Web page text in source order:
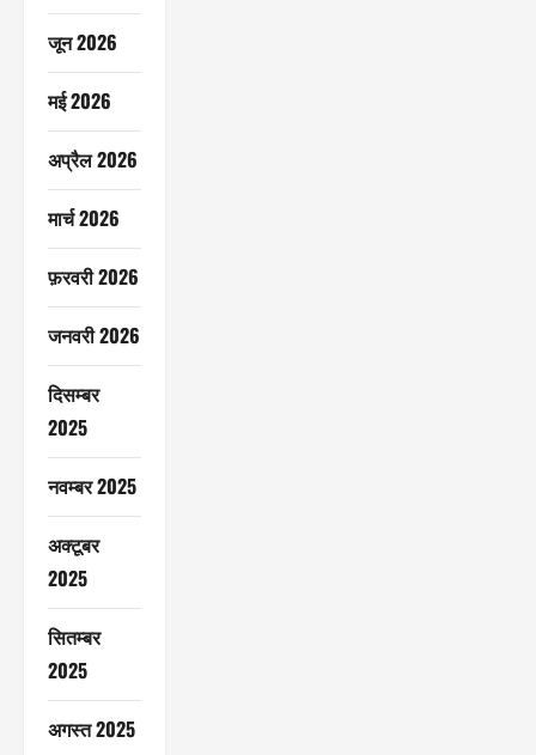
जून 2026
मई 2026
अप्रैल 2026
मार्च 2026
फ़रवरी 2026
जनवरी 2026
दिसम्बर
2025
नवम्बर 2025
अक्टूबर
2025
सितम्बर
2025
अगस्त 2025